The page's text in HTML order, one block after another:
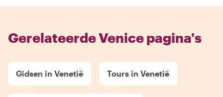
Gerelateerde Venice pagina's
Gidsen in Venetië Tours in Venetië